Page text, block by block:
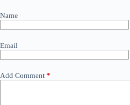
Name
Email
Add Comment *